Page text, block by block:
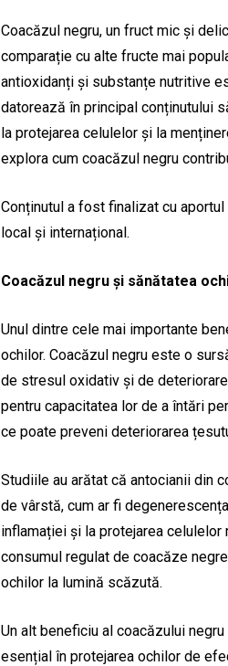
Coacăzul negru, un fruct mic și
comparație cu alte fructe mai
antioxidanți și substanțe nutritive
datorează în principal conținutului
la protejarea celulelor și la
explora cum coacăzul negru
Conținutul a fost finalizat cu
local și internațional.
Coacăzul negru și sănătatea
Unul dintre cele mai importante
ochilor. Coacăzul negru este o
de stresul oxidativ și de
pentru capacitatea lor de a întări
ce poate preveni deteriorarea
Studiile au arătat că antocianii din
de vârstă, cum ar fi
inflamației și la protejarea
consumul regulat de coacăze
ochilor la lumină scăzută.
Un alt beneficiu al coacăzului
esențial în protejarea ochilor de